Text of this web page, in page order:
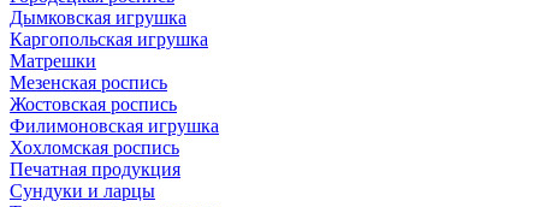
Дымковская игрушка
Каргопольская игрушка
Матрешки
Мезенская роспись
Жостовская роспись
Филимоновская игрушка
Хохломская роспись
Печатная продукция
Сундуки и ларцы